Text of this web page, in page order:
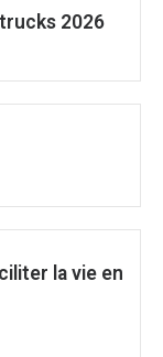
2026
la vie en